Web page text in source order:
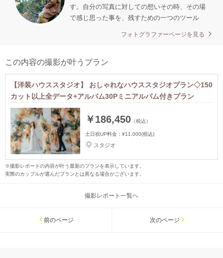
す。自分の写真に対しての想いその時、その場
で感じ思った事を、残すための一つのツール
フォトグラファーページを見る
この内容の撮影が叶うプラン
【洋装ハウススタジオ】 おしゃれなハウススタジオプラン◇150
カット以上全データ+アルバム30Pミニアルバム付きプラン
￥186,450 （税込）
土日祝UP料金： ¥11,000(税込)
スタジオ
※撮影レポートの内容が叶う最新のプランを表示しています。
実際のカップルが選んだプランとは異なる場合がございます。
撮影レポート一覧へ
前のページ 次のページ